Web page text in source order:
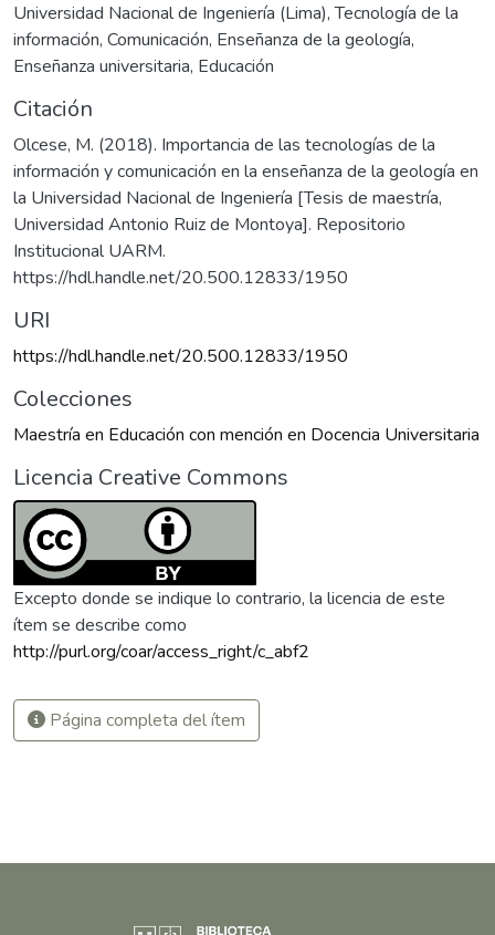
Universidad Nacional de Ingeniería (Lima),Tecnología de la
información, Comunicación, Enseñanza de la geología,
Enseñanza universitaria, Educación
Citación
Olcese, M. (2018). Importancia de las tecnologías de la
información y comunicación en la enseñanza de la geología en
la Universidad Nacional de Ingeniería [Tesis de maestría,
Universidad Antonio Ruiz de Montoya]. Repositorio
Institucional UARM.
https://hdl.handle.net/20.500.12833/1950
URI
https://hdl.handle.net/20.500.12833/1950
Colecciones
Maestría en Educación con mención en Docencia Universitaria
Licencia Creative Commons
Excepto donde se indique lo contrario, la licencia de este
ítem se describe como
http://purl.org/coar/access_right/c_abf2
Página completa del ítem